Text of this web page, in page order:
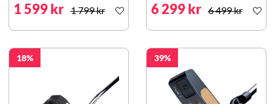
1 599 kr 1 799 kr 6 299 kr 6 499 kr
18 39